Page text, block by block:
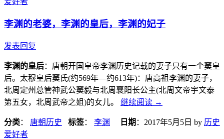
李渊的老婆，李渊的皇后，李渊的妃子
发表回复
李渊的皇后：唐朝开国皇帝李渊历史记载的妻子只有一个窦皇
后。太穆皇后窦氏(约569年—约613年)：唐高祖李渊的妻子，
北周定州总管神武公窦毅与北周襄阳长公主(北周文帝宇文泰
第五女，北周武帝之姐)的女儿。 继续阅读 →
分类： 唐朝历史 标签： 李渊 日期 ： 2017年5月5日 by 历史
爱好者